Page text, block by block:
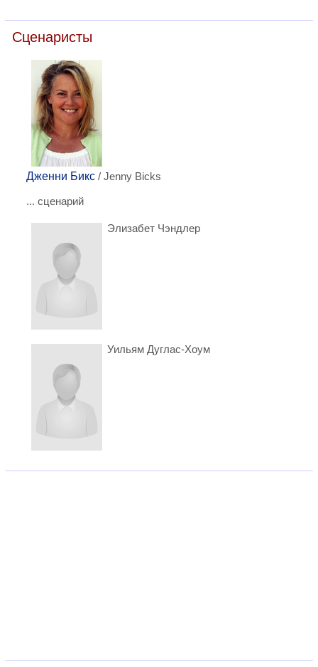
Сценаристы
Дженни Бикс / Jenny Bicks
... сценарий
Элизабет Чэндлер
Уильям Дуглас-Хоум